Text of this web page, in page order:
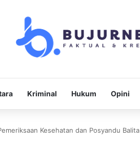
Kriminal Hukum Opini
Kesehatan dan Posyandu Balita